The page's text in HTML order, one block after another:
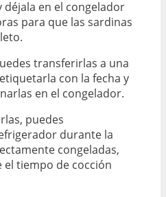
en el congelador
para que las sardinas
transferirlas a una
con la fecha y
en el congelador.
puedes
durante la
congeladas,
tiempo de cocción